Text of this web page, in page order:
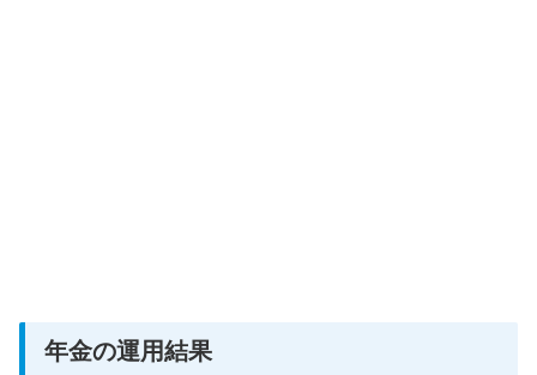
年金の運用結果